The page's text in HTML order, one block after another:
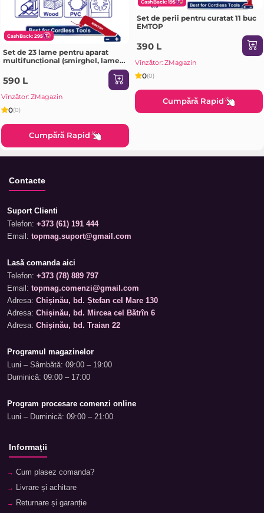
CashBack: 295
Set de 23 lame pentru aparat
multifuncțional (smirghel, lame,
590 L
Vînzător: ZMagazin
0(0)
Cumpără Rapid
CashBack: 195
Set de perii pentru curatat 11 buc
EMTOP
390 L
Vînzător: ZMagazin
0(0)
Cumpără Rapid
Contacte
Suport Clienti
Telefon: +373 (61) 191 444
Email: topmag.suport@gmail.com
Lasă comanda aici
Telefon: +373 (78) 889 797
Email: topmag.comenzi@gmail.com
Adresa: Chișinău, bd. Ștefan cel Mare 130
Adresa: Chișinău, bd. Mircea cel Bătrîn 6
Adresa: Chișinău, bd. Traian 22
Programul magazinelor
Luni – Sâmbătă: 09:00 – 19:00
Duminică: 09:00 – 17:00
Program procesare comenzi online
Luni – Duminică: 09:00 – 21:00
Informații
Cum plasez comanda?
Livrare și achitare
Returnare și garanție